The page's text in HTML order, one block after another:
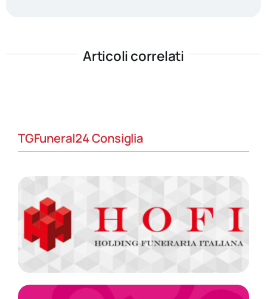
Articoli correlati
TGFuneral24 Consiglia